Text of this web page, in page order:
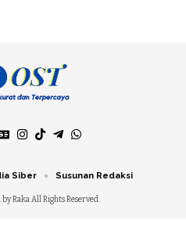
Raka All Rights Reserved.
Siber Susunan Redaksi